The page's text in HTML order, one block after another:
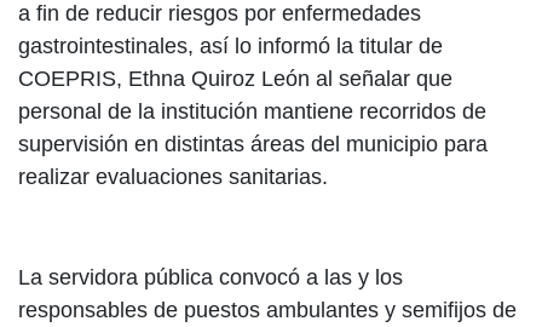
a fin de reducir riesgos por enfermedades
gastrointestinales, así lo informó la titular de
COEPRIS, Ethna Quiroz León al señalar que
personal de la institución mantiene recorridos de
supervisión en distintas áreas del municipio para
realizar evaluaciones sanitarias.
La servidora pública convocó a las y los
responsables de puestos ambulantes y semifijos de